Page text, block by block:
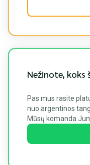
Nežinote, koks
Pas mus rasite
nuo argentinos
Mūsų komanda